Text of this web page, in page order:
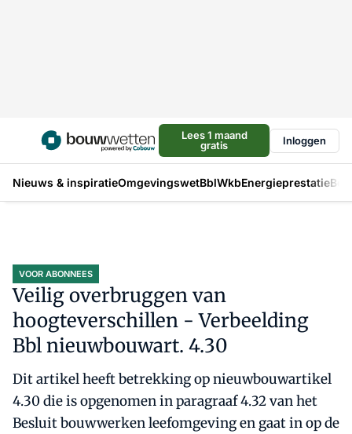
Lees 1 maand
gratis
Inloggen
Nieuws & inspiratieOmgevingswetBblWkbEnergieprestatie
VOOR ABONNEES
Veilig overbruggen van
hoogteverschillen - Verbeelding
Bbl nieuwbouwart. 4.30
Dit artikel heeft betrekking op nieuwbouwartikel
4.30 die is opgenomen in paragraaf 4.32 van het
Besluit bouwwerken leefomgeving en gaat in op de